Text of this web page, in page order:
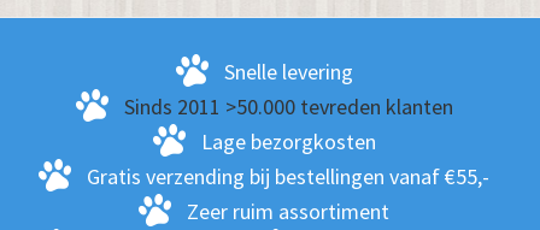
Snelle levering
Sinds 2011 >50.000 tevreden klanten
Lage bezorgkosten
Gratis verzending bij bestellingen vanaf €55,-
Zeer ruim assortiment